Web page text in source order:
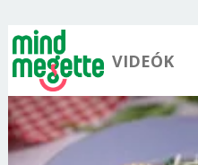
VIDEÓK